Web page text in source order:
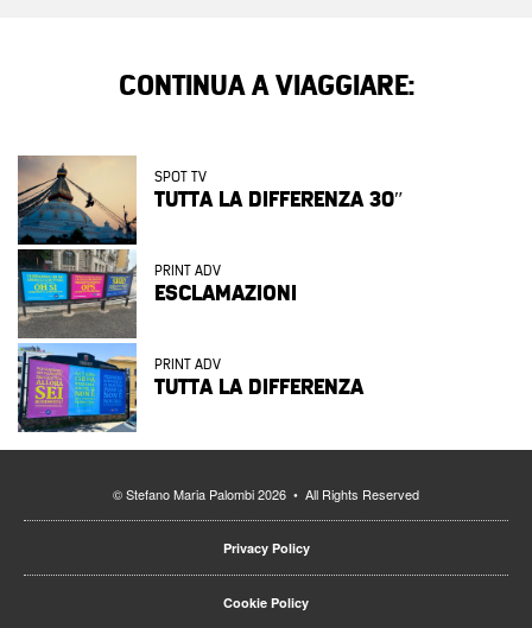
CONTINUA A VIAGGIARE:
SPOT TV
TUTTA LA DIFFERENZA 30″
PRINT ADV
ESCLAMAZIONI
PRINT ADV
TUTTA LA DIFFERENZA
© Stefano Maria Palombi 2026 • All Rights Reserved
Privacy Policy
Cookie Policy